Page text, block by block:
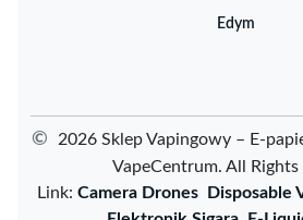
Edym
©
2026 Sklep Vapingowy – E-
VapeCentrum. All Rights
Link: Camera Drones Disposable